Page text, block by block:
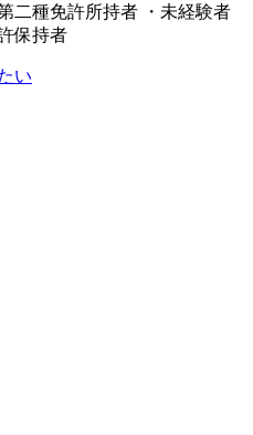
二種免許所持者 ・未経験者
保持者
い